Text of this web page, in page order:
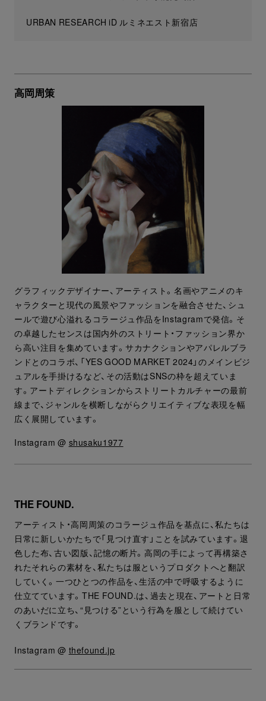
URBAN RESEARCH iD ルミネエスト新宿店
高岡周策
グラフィックデザイナー、アーティスト。名画やアニメのキ
ャラクターと現代の風景やファッションを融合させた、シュ
ールで遊び心溢れるコラージュ作品をInstagramで発信。そ
の卓越したセンスは国内外のストリート・ファッション界か
ら高い注目を集めています。サカナクションやアパレルブラ
ンドとのコラボ、「YES GOOD MARKET 2024」のメインビジ
ュアルを手掛けるなど、その活動はSNSの枠を超えていま
す。アートディレクションからストリートカルチャーの最前
線まで、ジャンルを横断しながらクリエイティブな表現を幅
広く展開しています。
Instagram @ shusaku1977
THE FOUND.
アーティスト・高岡周策のコラージュ作品を基点に、私たちは
日常に新しいかたちで「見つけ直す」ことを試みています。退
色した布、古い図版、記憶の断片。高岡の手によって再構築さ
れたそれらの素材を、私たちは服というプロダクトへと翻訳
していく。一つひとつの作品を、生活の中で呼吸するように
仕立てています。THE FOUND.は、過去と現在、アートと日常
のあいだに立ち、“見つける”という行為を服として続けてい
くブランドです。
Instagram @ thefound.jp